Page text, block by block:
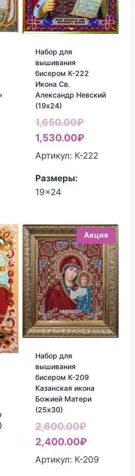
Набор для
вышивания
бисером К-222
Икона Св.
Александр Невский
(19х24)
1,650.00₽
цена
1,530.00₽Текущая
цена:
Артикул: К-222
Размеры:
19x24
Акция
Набор для
вышивания
бисером К-209
Казанская икона
Божией Матери
(25х30)
2,600.00₽
цена
2,400.00₽Текущая
цена:
Артикул: К-209